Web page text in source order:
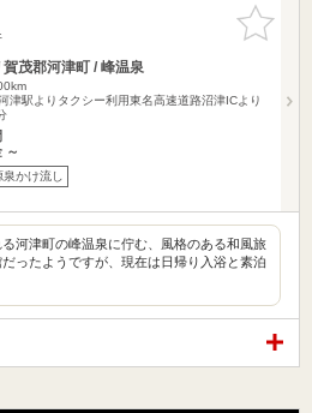
お気に入
りに追加
賀茂郡河津町 / 峰温泉
津駅よりタクシー利用東名高速道路沼津ICより
～
泉かけ流し
河津町の峰温泉に佇む、風格のある和風旅
ったようですが、現在は日帰り入浴と素泊